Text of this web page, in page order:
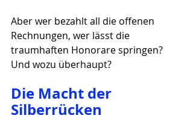
Aber wer bezahlt all die offenen
Rechnungen, wer lässt die
traumhaften Honorare springen?
Und wozu überhaupt?
Die Macht der
Silberrücken